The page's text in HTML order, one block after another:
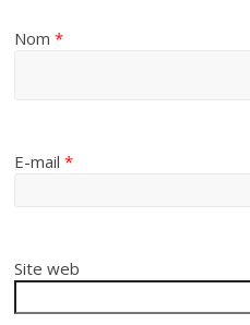
Nom*
E-mail*
Site web